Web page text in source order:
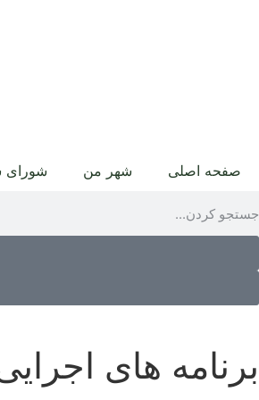
صفحه اصلی شهر من شورای
برنامه های